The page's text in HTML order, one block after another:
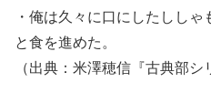
・俺は久々に口にしたししゃ
と食を進めた。
（出典：米澤穂信『古典部シ